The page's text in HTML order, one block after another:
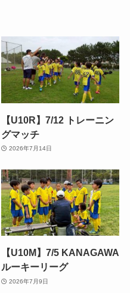
【U10R】7/12 トレーニン
グマッチ
2026年7月14日
【U10M】7/5 KANAGAWA
ルーキーリーグ
2026年7月9日